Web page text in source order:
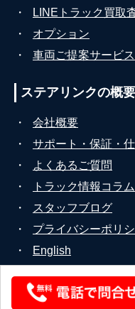
・
LINEトラック買取
・
オプション
・
車両ご提案サービス
ステアリンクの概要
・ 会社概要
・
サポート・保証・
・
よくあるご質問
・
トラック情報コラム
・
スタッフブログ
・
プライバシーポリ
・
English
©